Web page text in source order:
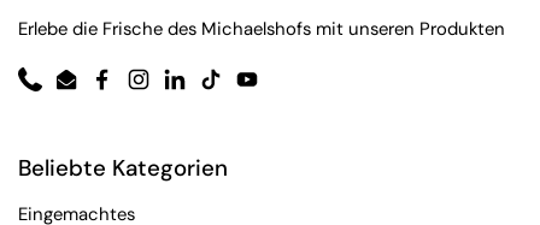
Erlebe die Frische des Michaelshofs mit unseren Produkten
PhoneEmailFacebook
Instagram
LinkedIn
TikTokYouTube
Beliebte Kategorien
Eingemachtes